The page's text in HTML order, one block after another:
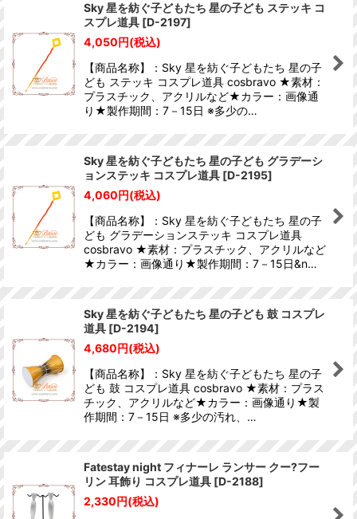
Sky 星を紡ぐ子どもたち 星の子ども ステッキ コ
スプレ道具 [D-2197]
4,050円(税込)
【商品名称】：Sky 星を紡ぐ子どもたち 星の子
ども ステッキ コスプレ道具 cosbravo ★素材：
プラスチック、アクリルなど★カラー：画像通
り★製作期間：7－15日 ※多少の…
Sky 星を紡ぐ子どもたち 星の子ども グラデーシ
ョンステッキ コスプレ道具 [D-2195]
4,060円(税込)
【商品名称】：Sky 星を紡ぐ子どもたち 星の子
ども グラデーションステッキ コスプレ道具
cosbravo ★素材：プラスチック、アクリルなど
★カラー：画像通り★製作期間：7－15日&n…
Sky 星を紡ぐ子どもたち 星の子ども 鼓 コスプレ
道具 [D-2194]
4,680円(税込)
【商品名称】：Sky 星を紡ぐ子どもたち 星の子
ども 鼓 コスプレ道具 cosbravo ★素材：プラス
チック、アクリルなど★カラー：画像通り★製
作期間：7－15日 ※多少の汚れ、…
Fatestay night フィナーレ ランサー クー?フー
リン 耳飾り コスプレ道具 [D-2188]
2,330円(税込)